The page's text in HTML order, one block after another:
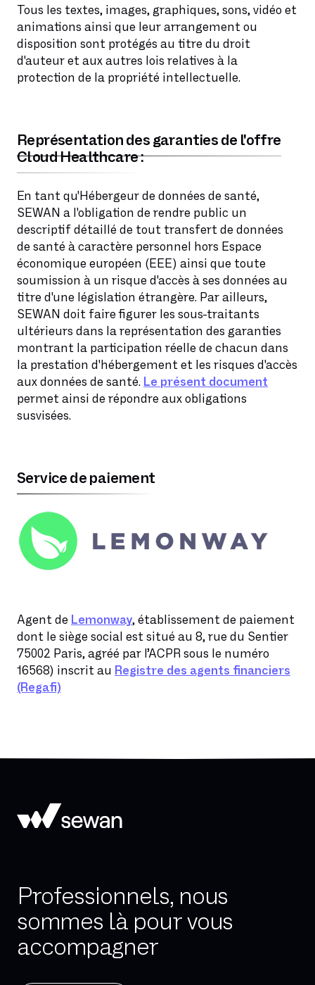
Tous les textes, images, graphiques, sons, vidéo et
animations ainsi que leur arrangement ou
disposition sont protégés au titre du droit
d'auteur et aux autres lois relatives à la
protection de la propriété intellectuelle.
Représentation des garanties de l'offre
Cloud Healthcare :
En tant qu'Hébergeur de données de santé,
SEWAN a l'obligation de rendre public un
descriptif détaillé de tout transfert de données
de santé à caractère personnel hors Espace
économique européen (EEE) ainsi que toute
soumission à un risque d'accès à ses données au
titre d'une législation étrangère. Par ailleurs,
SEWAN doit faire figurer les sous-traitants
ultérieurs dans la représentation des garanties
montrant la participation réelle de chacun dans
la prestation d'hébergement et les risques d'accès
aux données de santé. Le présent document
permet ainsi de répondre aux obligations
susvisées.
Service de paiement
Agent de Lemonway, établissement de paiement
dont le siège social est situé au 8, rue du Sentier
75002 Paris, agréé par l’ACPR sous le numéro
16568) inscrit au Registre des agents financiers
(Regafi)
Professionnels, nous
sommes là pour vous
accompagner